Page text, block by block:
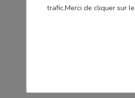
trafic.Merci de cliquer sur